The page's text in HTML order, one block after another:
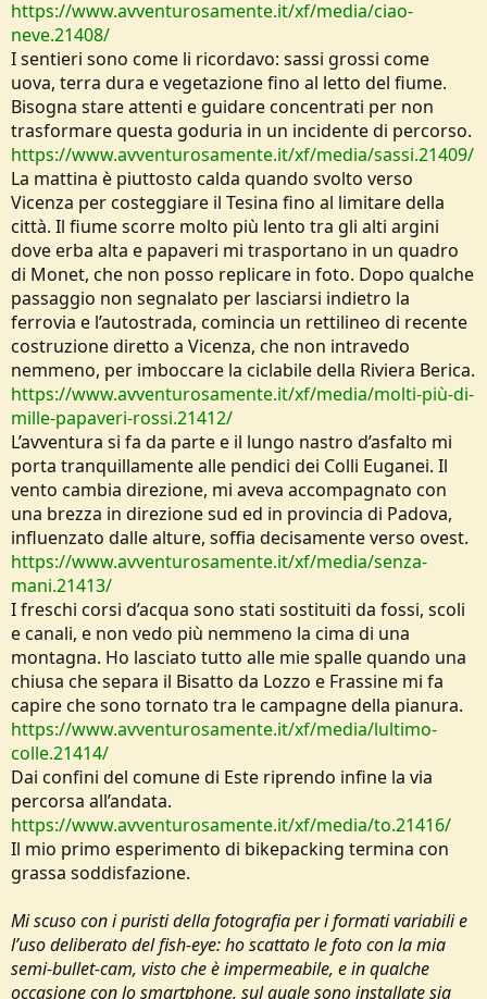
https://www.avventurosamente.it/xf/media/ciao-
neve.21408/
I sentieri sono come li ricordavo: sassi grossi come
uova, terra dura e vegetazione fino al letto del fiume.
Bisogna stare attenti e guidare concentrati per non
trasformare questa goduria in un incidente di percorso.
https://www.avventurosamente.it/xf/media/sassi.21409/
La mattina è piuttosto calda quando svolto verso
Vicenza per costeggiare il Tesina fino al limitare della
città. Il fiume scorre molto più lento tra gli alti argini
dove erba alta e papaveri mi trasportano in un quadro
di Monet, che non posso replicare in foto. Dopo qualche
passaggio non segnalato per lasciarsi indietro la
ferrovia e l’autostrada, comincia un rettilineo di recente
costruzione diretto a Vicenza, che non intravedo
nemmeno, per imboccare la ciclabile della Riviera Berica.
https://www.avventurosamente.it/xf/media/molti-più-di-
mille-papaveri-rossi.21412/
L’avventura si fa da parte e il lungo nastro d’asfalto mi
porta tranquillamente alle pendici dei Colli Euganei. Il
vento cambia direzione, mi aveva accompagnato con
una brezza in direzione sud ed in provincia di Padova,
influenzato dalle alture, soffia decisamente verso ovest.
https://www.avventurosamente.it/xf/media/senza-
mani.21413/
I freschi corsi d’acqua sono stati sostituiti da fossi, scoli
e canali, e non vedo più nemmeno la cima di una
montagna. Ho lasciato tutto alle mie spalle quando una
chiusa che separa il Bisatto da Lozzo e Frassine mi fa
capire che sono tornato tra le campagne della pianura.
https://www.avventurosamente.it/xf/media/lultimo-
colle.21414/
Dai confini del comune di Este riprendo infine la via
percorsa all’andata.
https://www.avventurosamente.it/xf/media/to.21416/
Il mio primo esperimento di bikepacking termina con
grassa soddisfazione.
Mi scuso con i puristi della fotografia per i formati variabili e
l’uso deliberato del fish-eye: ho scattato le foto con la mia
semi-bullet-cam, visto che è impermeabile, e in qualche
occasione con lo smartphone, sul quale sono installate sia